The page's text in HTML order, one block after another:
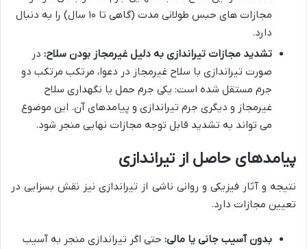
مجازات های حبس طولانی مدت (گاهی تا ۱۰ سال) را به دنبال
دارد.
تشدید مجازات تیراندازی به دلیل غیرمجاز بودن سلاح: در
صورت تیراندازی با سلاح غیرمجاز در دعوا، مرتکب مرتکب دو
جرم مستقل شده است: یکی جرم حمل یا نگهداری سلاح
غیرمجاز و دیگری جرم تیراندازی و پیامدهای آن. این موضوع
می تواند به تشدید قابل توجه مجازات نهایی منجر شود.
پیامدهای حاصل از تیراندازی
نتیجه و آثار فیزیکی و روانی ناشی از تیراندازی نیز نقش بسزایی در
تعیین مجازات دارد.
بدون آسیب جانی یا مالی: حتی اگر تیراندازی منجر به آسیب